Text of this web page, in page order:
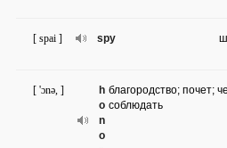
spy
[ spai ]
h
o
n
o
[ 'ɔnə, ]
благородство; почет;
соблюдать